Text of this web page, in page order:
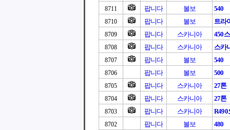
8711 팝니다 볼보 540
8710 팝니다 볼보 트라
8709 팝니다 스카니아 450
8708 팝니다 스카니아 스카
8707 팝니다 볼보 540
8706 팝니다 볼보 500
8705 팝니다 스카니아 27톤
8704 팝니다 스카니아 27톤
8703 팝니다 스카니아 R490
8702 팝니다 볼보 480